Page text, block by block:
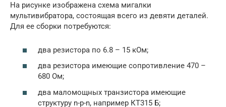
На рисунке изображена схема мигалки
мультивибратора, состоящая всего из девяти деталей.
Для ее сборки потребуются:
два резистора по 6.8 – 15 кОм;
два резистора имеющие сопротивление 470 –
680 Ом;
два маломощных транзистора имеющие
структуру n-p-n, например КТ315 Б;